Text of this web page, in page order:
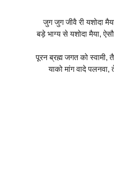
जुग जुग जीवै री यशोदा
बड़े भाग्य से यशोदा मैया,
पूरन ब्रह्म जगत को स्वामी,
याको मांग वादे पलनवा,